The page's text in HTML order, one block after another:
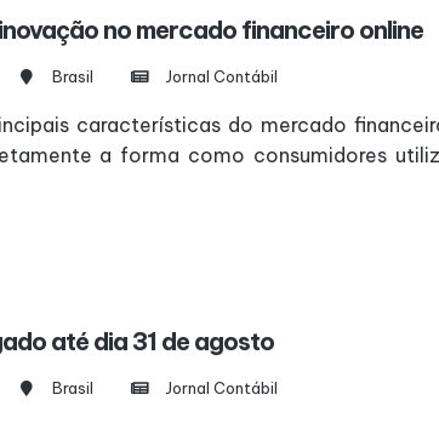
no mercado financeiro online
Brasil Jornal Contábil
características do mercado
a forma como consumidores
até dia 31 de agosto
Brasil Jornal Contábil